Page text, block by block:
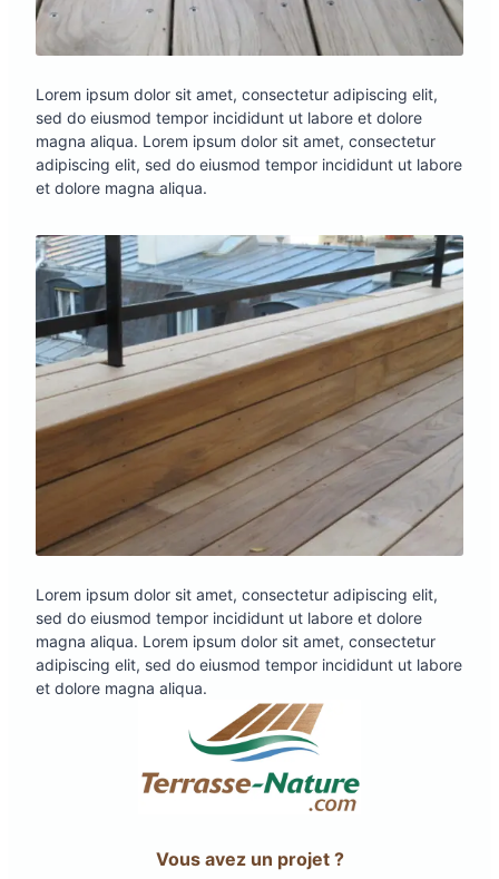
Lorem ipsum dolor sit amet, consectetur adipiscing elit,
sed do eiusmod tempor incididunt ut labore et dolore
magna aliqua. Lorem ipsum dolor sit amet, consectetur
adipiscing elit, sed do eiusmod tempor incididunt ut labore
et dolore magna aliqua.
Lorem ipsum dolor sit amet, consectetur adipiscing elit,
sed do eiusmod tempor incididunt ut labore et dolore
magna aliqua. Lorem ipsum dolor sit amet, consectetur
adipiscing elit, sed do eiusmod tempor incididunt ut labore
et dolore magna aliqua.
Vous avez un projet ?